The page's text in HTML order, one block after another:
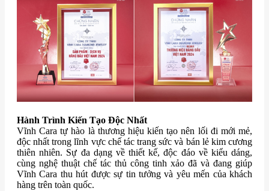
Hành Trình Kiến Tạo Độc Nhất
Vĩnh Cara tự hào là thương hiệu kiến tạo nên lối đi mới mẻ,
độc nhất trong lĩnh vực chế tác trang sức và bán lẻ kim cương
thiên nhiên. Sự đa dạng về thiết kế, độc đáo về kiểu dáng,
cùng nghệ thuật chế tác thủ công tinh xảo đã và đang giúp
Vĩnh Cara thu hút được sự tin tưởng và yêu mến của khách
hàng trên toàn quốc.